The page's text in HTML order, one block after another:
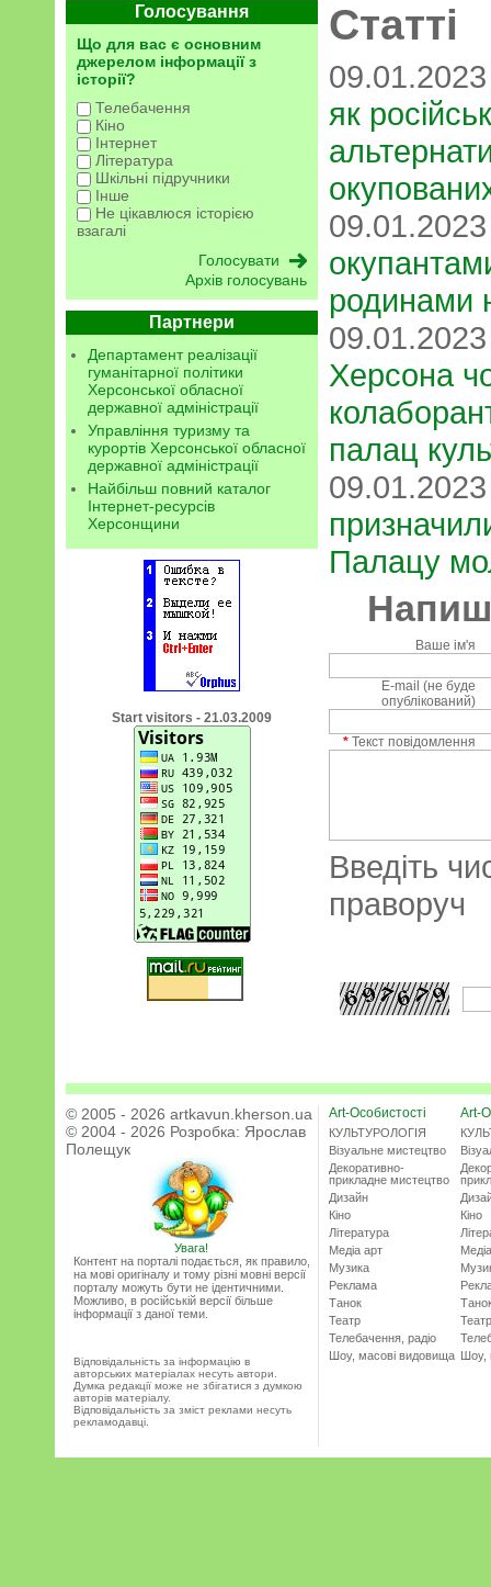
Голосування
Що для вас є основним
джерелом інформації з
історії?
Телебачення
Кіно
Інтернет
Література
Шкільні підручники
Інше
Не цікавлюся історією
взагалі
Архів голосувань
Партнери
Департамент реалізації
гуманітарної політики
Херсонської обласної
державної адміністрації
Управління туризму та
курортів Херсонської обласної
державної адміністрації
Найбільш повний каталог
Інтернет-ресурсів
Херсонщини
Start visitors - 21.03.2009
Статті
як
родинами
Херсона
палац
Палацу
Ваше ім'я
E-mail (не буде
опублікований)
* Текст повідомлення
Введіть
праворуч
© 2005 - 2026 artkavun.kherson.ua
© 2004 - 2026 Розробка: Ярослав
Полещук
Увага!
Контент на порталі подається, як правило,
на мові оригіналу и тому різні мовні версії
порталу можуть бути не ідентичними.
Можливо, в російській версії більше
інформації з даної теми.
Відповідальність за інформацію в
авторських матеріалах несуть автори.
Думка редакції може не збігатися з думкою
авторів матеріалу.
Відповідальність за зміст реклами несуть
рекламодавці.
Art-Особистості
КУЛЬТУРОЛОГІЯ
Візуальне мистецтво
Декоративно-
прикладне мистецтво
Дизайн
Кіно
Література
Медіа арт
Музика
Реклама
Танок
Театр
Телебачення, радіо
Шоу, масові видовища
Art-
Кіно
Театр
Шоу,